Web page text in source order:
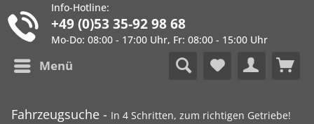
Info-Hotline:
+49 (0)53 35-92 98 68
Mo-Do: 08:00 - 17:00 Uhr, Fr: 08:00 - 15:00 Uhr
Menü
Fahrzeugsuche - In 4 Schritten, zum richtigen Getriebe!